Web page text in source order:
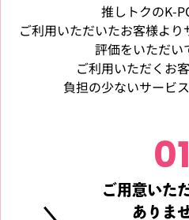
推しトクのK-
ご利用いただいたお客様よ
評価をいただい
ご利用いただくお
負担の少ないサービ
ご用意いた
ありま